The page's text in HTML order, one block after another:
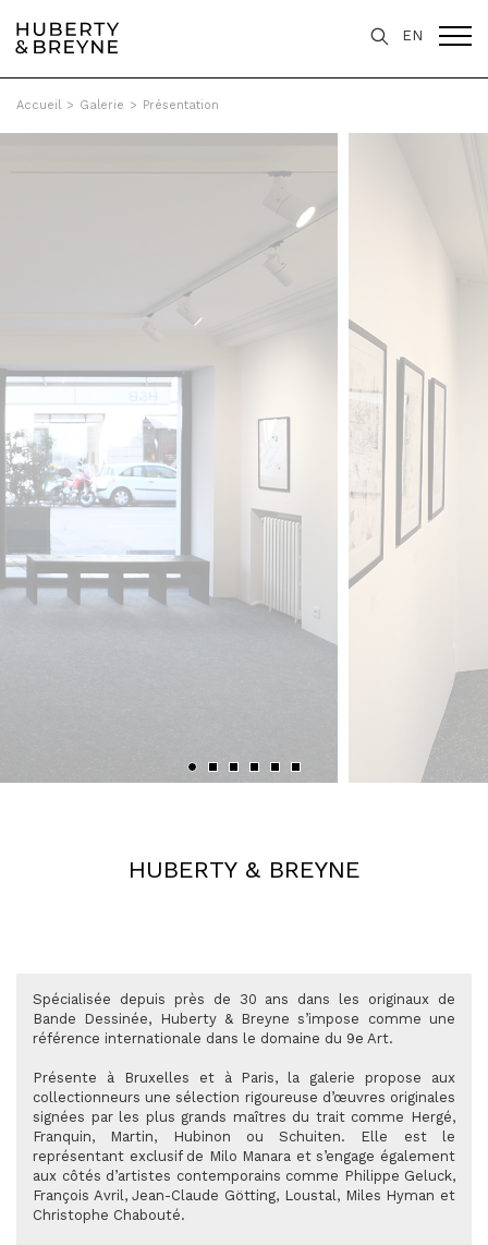
EN
Accueil > Galerie > Présentation
HUBERTY & BREYNE
Spécialisée depuis près de 30 ans dans les originaux de
Bande Dessinée, Huberty & Breyne s’impose comme une
référence internationale dans le domaine du 9e Art.
Présente à Bruxelles et à Paris, la galerie propose aux
collectionneurs une sélection rigoureuse d’œuvres originales
signées par les plus grands maîtres du trait comme Hergé,
Franquin, Martin, Hubinon ou Schuiten. Elle est le
représentant exclusif de Milo Manara et s’engage également
aux côtés d’artistes contemporains comme Philippe Geluck,
François Avril, Jean-Claude Götting, Loustal, Miles Hyman et
Christophe Chabouté.